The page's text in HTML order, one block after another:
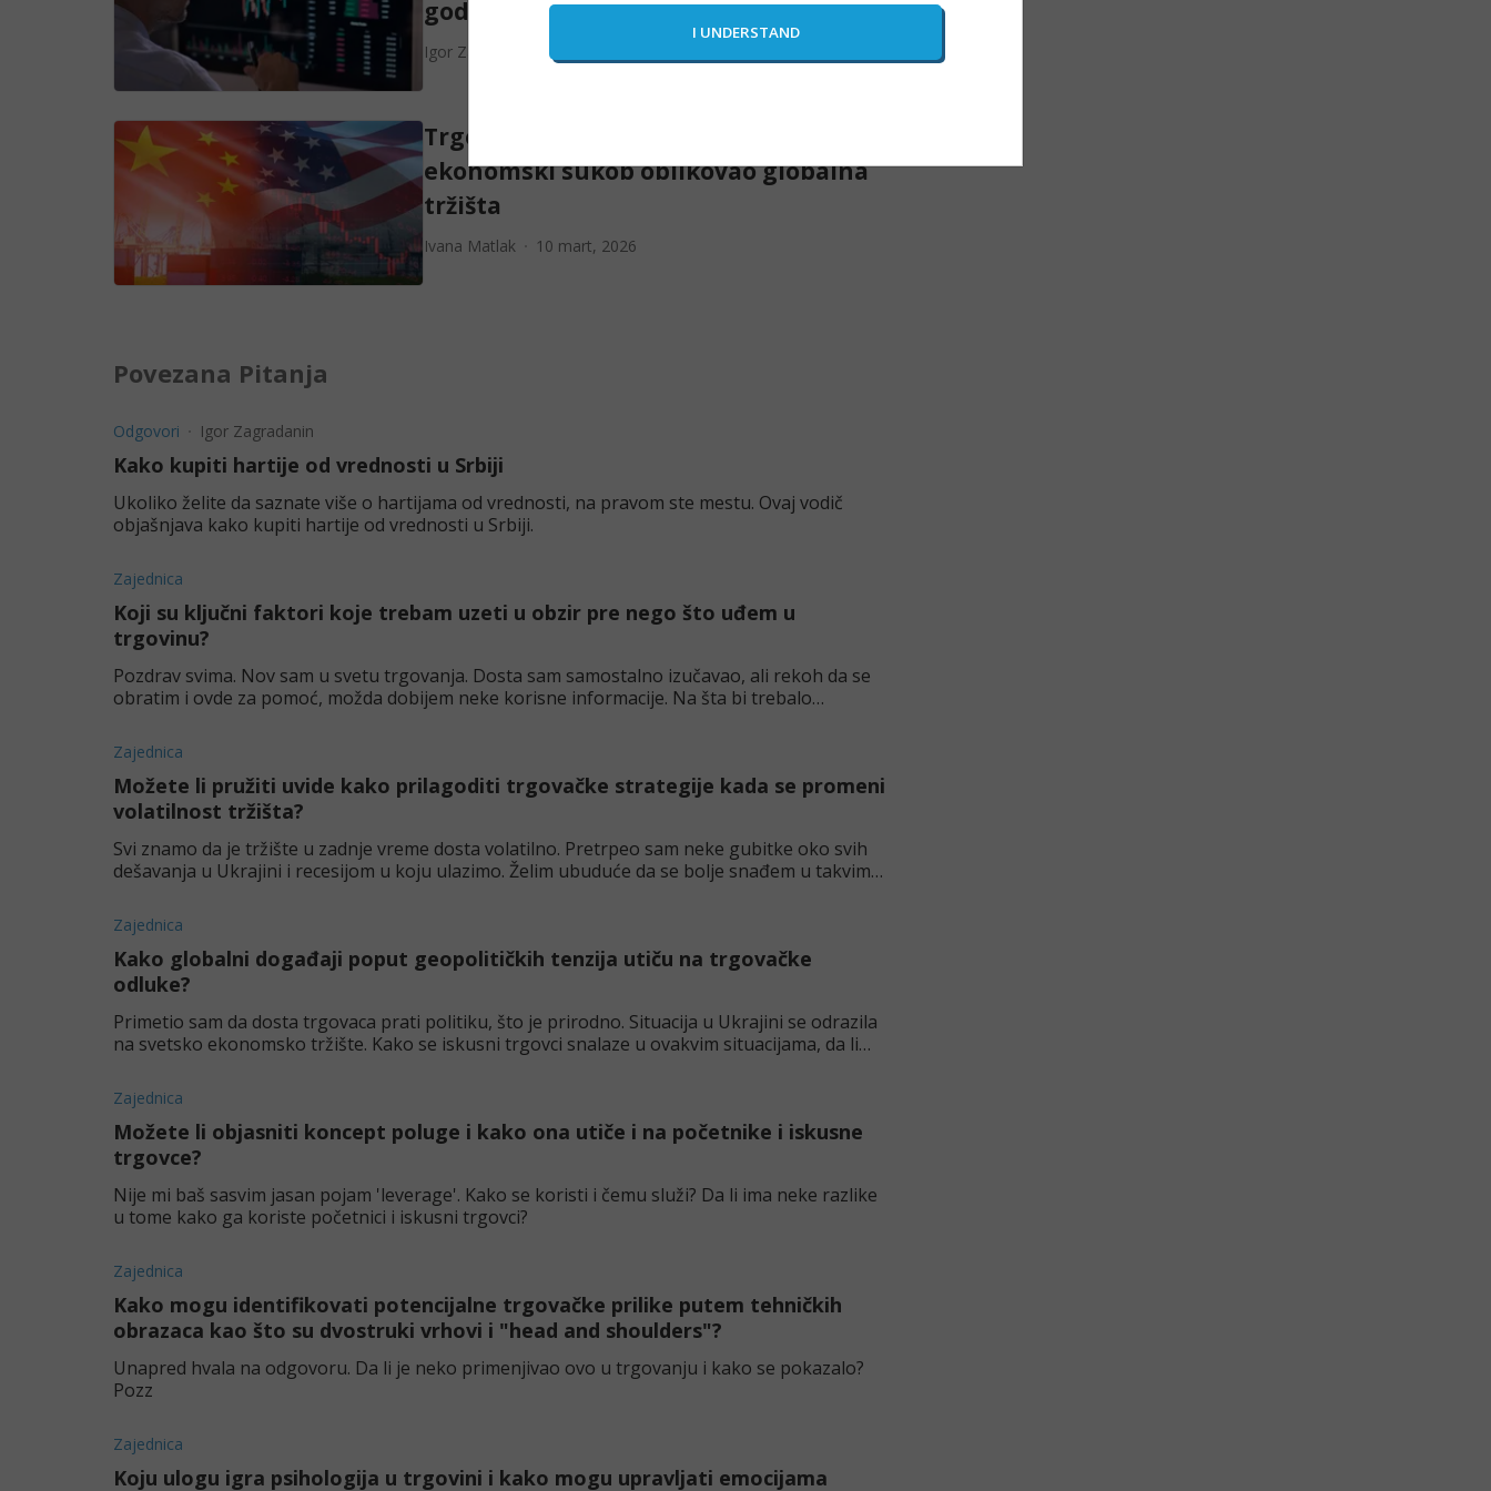
godini
Igor Zagradanin
Trgovinski rat Amerike i Kine: Kako je
ekonomski sukob oblikovao globalna
tržišta
Ivana Matlak 10 mart, 2026
Povezana Pitanja
Odgovori Igor Zagradanin
Kako kupiti hartije od vrednosti u Srbiji
Ukoliko želite da saznate više o hartijama od vrednosti, na pravom ste mestu. Ovaj vodič
objašnjava kako kupiti hartije od vrednosti u Srbiji.
Zajednica
Koji su ključni faktori koje trebam uzeti u obzir pre nego što uđem u
trgovinu?
Pozdrav svima. Nov sam u svetu trgovanja. Dosta sam samostalno izučavao, ali rekoh da se
obratim i ovde za pomoć, možda dobijem neke korisne informacije. Na šta bi trebalo
Zajednica
Možete li pružiti uvide kako prilagoditi trgovačke strategije kada se promeni
volatilnost tržišta?
Svi znamo da je tržište u zadnje vreme dosta volatilno. Pretrpeo sam neke gubitke oko svih
dešavanja u Ukrajini i recesijom u koju ulazimo. Želim ubuduće da se bolje snađem u takvim
Zajednica
Kako globalni događaji poput geopolitičkih tenzija utiču na trgovačke
odluke?
Primetio sam da dosta trgovaca prati politiku, što je prirodno. Situacija u Ukrajini se odrazila
na svetsko ekonomsko tržište. Kako se iskusni trgovci snalaze u ovakvim situacijama, da li
Zajednica
Možete li objasniti koncept poluge i kako ona utiče i na početnike i iskusne
trgovce?
Nije mi baš sasvim jasan pojam 'leverage'. Kako se koristi i čemu služi? Da li ima neke razlike
u tome kako ga koriste početnici i iskusni trgovci?
Zajednica
Kako mogu identifikovati potencijalne trgovačke prilike putem tehničkih
obrazaca kao što su dvostruki vrhovi i "head and shoulders"?
Unapred hvala na odgovoru. Da li je neko primenjivao ovo u trgovanju i kako se pokazalo?
Pozz
Zajednica
Koju ulogu igra psihologija u trgovini i kako mogu upravljati emocijama